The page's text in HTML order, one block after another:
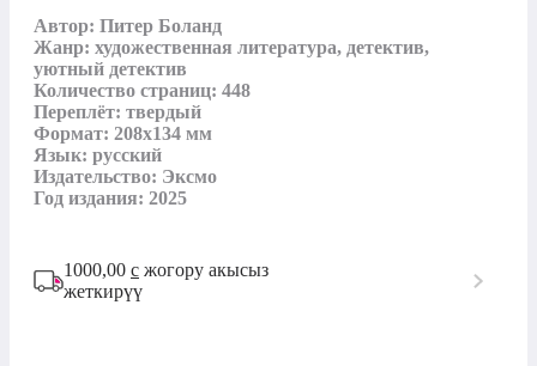
Автор: Питер Боланд
Жанр: художественная литература, детектив,
уютный детектив
Количество страниц: 448
Переплёт: твердый
Формат: 208х134 мм
Язык: русский
Издательство: Эксмо
Год издания: 2025
1000,00 с жогору акысыз
жеткирүү